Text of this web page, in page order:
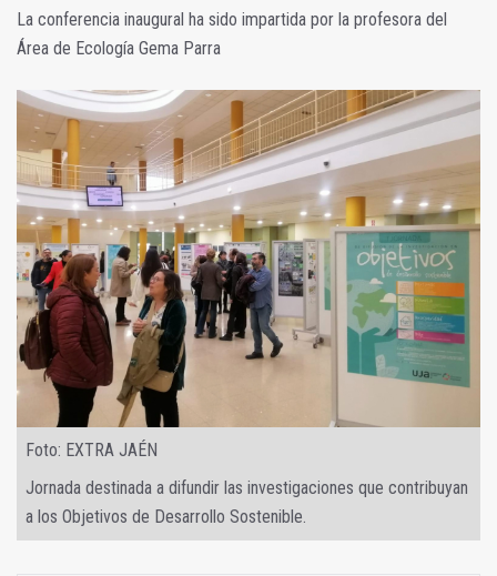
La conferencia inaugural ha sido impartida por la profesora del
Área de Ecología Gema Parra
Foto: EXTRA JAÉN
Jornada destinada a difundir las investigaciones que contribuyan
a los Objetivos de Desarrollo Sostenible.